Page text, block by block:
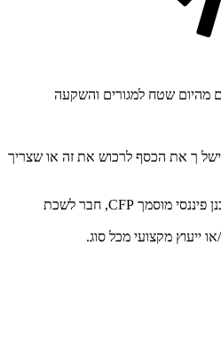
לרכוש עד 5 שנים מהיום שטח למגורים והשקעה
ך את הכסף לרכוש את זה או שצריך
גילוי נאות: הכותב הינו יועץ ומתכנן פיננסי מוסמך CFP, חבר לשכת
ייעוץ מקצועי מכל סוג.